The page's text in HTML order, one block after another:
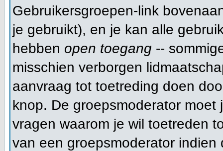
Gebruikersgroepen-link
je gebruikt), en je kan alle
hebben open toegang --
misschien verborgen
aanvraag tot toetreding doen
knop. De groepsmoderator
vragen waarom je wil toetreden
van een groepsmoderator